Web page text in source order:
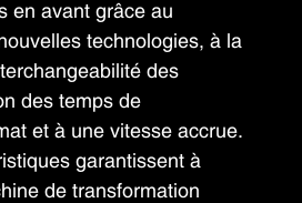
en avant grâce au
technologies, à la
des
des temps de
et à une vitesse accrue.
garantissent à
de transformation